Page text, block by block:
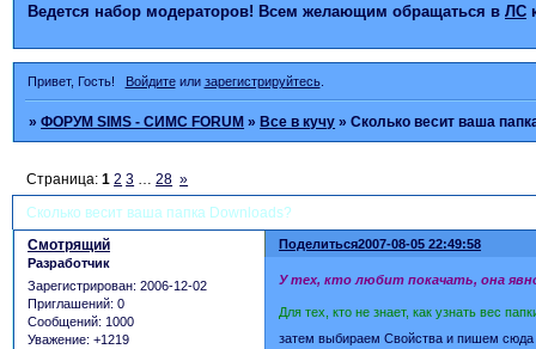
Ведется набор модераторов! Всем желающим обращаться в ЛС
Привет, Гость! Войдитеили зарегистрируйтесь.
»ФОРУМ SIMS - СИМС FORUM »Все в кучу »Сколько весит ваша
Сколько весит ваша папка Downloads?
Страница:1 2 3 … 28 »
Поделиться2007-08-05 22:49:58
Смотрящий
Разработчик
Зарегистрирован: 2006-12-02
Приглашений: 0
Сообщений: 1000
Уважение: +1219
У тех, кто любит покачать, она
Для тех, кто не знает, как узнать вес
затем выбираем Свойства и пишем